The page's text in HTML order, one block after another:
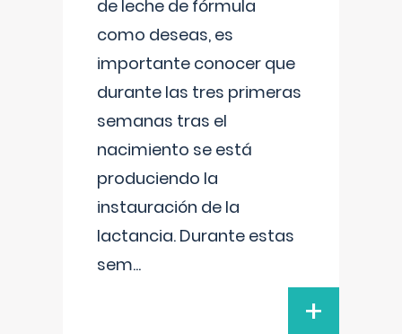
de leche de fórmula
como deseas, es
importante conocer que
durante las tres primeras
semanas tras el
nacimiento se está
produciendo la
instauración de la
lactancia. Durante estas
sem...
+